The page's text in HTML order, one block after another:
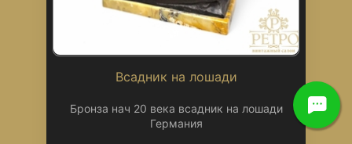
Всадник на лошади
Бронза нач 20 века всадник на лошади
Германия